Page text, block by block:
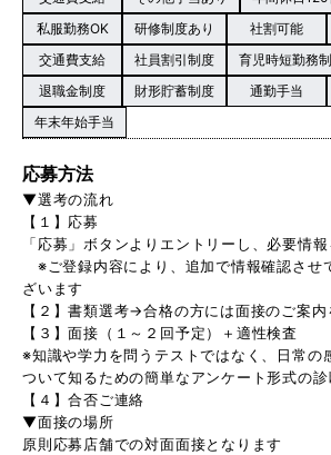
私服勤務OK
研修制度あり 社割可能
交通費支給
社員割引制度 育児時短勤務
退職金制度
財形貯蓄制度 通勤手当
年末年始手当
応募方法
▼選考の流れ
【１】応募
「応募」ボタンよりエントリーし、必要情
※ご登録内容により、追加で情報確認させ
ざいます
【２】書類選考→合格の方には面接のご案内
【３】面接（１～２回予定）＋適性検査
※知識や学力を問うテストではなく、日常の
ついて知るための簡単なアンケート形式の診
【４】合否ご連絡
▼面接の場所
原則応募店舗での対面面接となります